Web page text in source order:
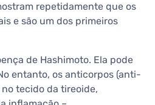
repetidamente que os
e são um dos primeiros
de Hashimoto. Ela pode
entanto, os anticorpos (anti-
tecido da tireoide,